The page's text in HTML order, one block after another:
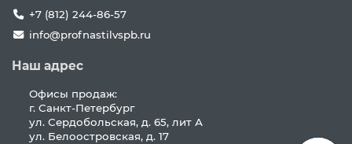
+7 (812) 244-86-57
info@profnastilvspb.ru
Наш адрес
Офисы продаж:
г. Санкт-Петербург
ул. Сердобольская, д. 65, лит А
ул. Белоостровская, д. 17